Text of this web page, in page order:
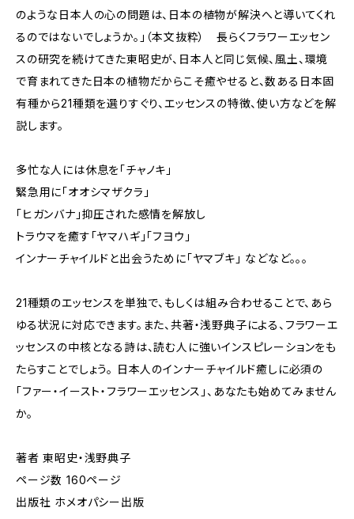
のような日本人の心の問題は、日本の植物が解決へと導いてくれ
るのではないでしょうか。」（本文抜粋） 長らくフラワーエッセン
スの研究を続けてきた東昭史が、日本人と同じ気候、風土、環境
で育まれてきた日本の植物だからこそ癒やせると、数ある日本固
有種から21種類を選りすぐり、エッセンスの特徴、使い方などを解
説します。
多忙な人には休息を「チャノキ」
緊急用に「オオシマザクラ」
「ヒガンバナ」抑圧された感情を解放し
トラウマを癒す「ヤマハギ」「フヨウ」
インナーチャイルドと出会うために「ヤマブキ」 などなど。。。
21種類のエッセンスを単独で、もしくは組み合わせることで、あら
ゆる状況に対応できます。また、共著・浅野典子による、フラワーエ
ッセンスの中核となる詩は、読む人に強いインスピレーションをも
たらすことでしょう。 日本人のインナーチャイルド癒しに必須の
「ファー・イースト・フラワーエッセンス」、あなたも始めてみません
か。
著者 東昭史・浅野典子
ページ数 160ページ
出版社 ホメオパシー出版